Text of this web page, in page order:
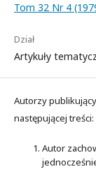
Tom 32 Nr 4
Dział
Artykuły
Autorzy
następującej treści:
Autor